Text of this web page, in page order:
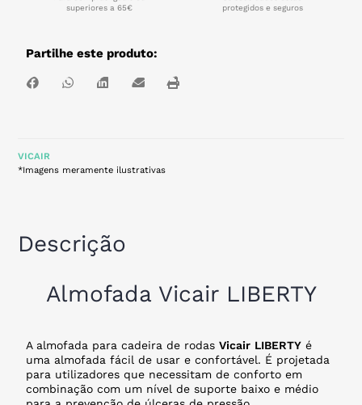
superiores a 65€
protegidos e seguros
Partilhe este produto:
VICAIR
*Imagens meramente ilustrativas
Descrição
Almofada Vicair LIBERTY
A almofada para cadeira de rodasVicair LIBERTY é
uma almofada fácil de usar e confortável. É projetada
para utilizadores que necessitam de conforto em
combinação com um nível de suporte baixo e médio